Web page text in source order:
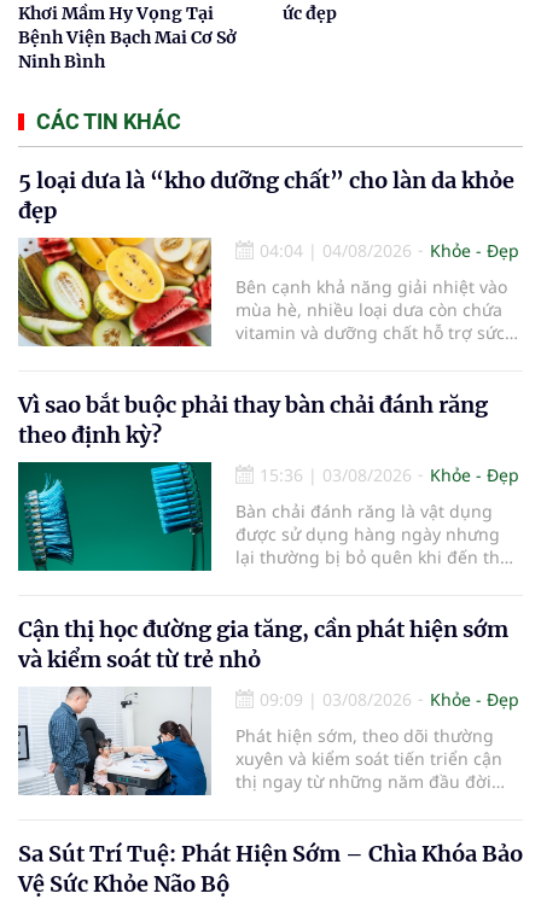
Khơi Mầm Hy Vọng Tại
Bệnh Viện Bạch Mai Cơ Sở
Ninh Bình
ức đẹp
CÁC TIN KHÁC
5 loại dưa là “kho dưỡng chất” cho làn da khỏe
đẹp
04:04 | 04/08/2026
Khỏe - Đẹp
Bên cạnh khả năng giải nhiệt vào
mùa hè, nhiều loại dưa còn chứa
vitamin và dưỡng chất hỗ trợ sức
Vì sao bắt buộc phải thay bàn chải đánh răng
theo định kỳ?
15:36 | 03/08/2026
Khỏe - Đẹp
Bàn chải đánh răng là vật dụng
được sử dụng hàng ngày nhưng
lại thường bị bỏ quên khi đến thời
bàn chải quá lâu có thể làm giảm
hiệu quả làm sạch và ảnh hưởng
đến sức khỏe răng miệng...
Cận thị học đường gia tăng, cần phát hiện sớm
và kiểm soát từ trẻ nhỏ
09:09 | 03/08/2026
Khỏe - Đẹp
Phát hiện sớm, theo dõi thường
xuyên và kiểm soát tiến triển cận
thị ngay từ những năm đầu đời
trẻ. Đây cũng là định hướng của
Trung tâm Nhãn nhi và Kiểm soát
Sa Sút Trí Tuệ: Phát Hiện Sớm – Chìa Khóa Bảo
Vệ Sức Khỏe Não Bộ